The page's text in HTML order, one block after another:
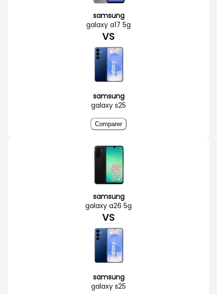
samsung
galaxy a17 5g
VS
samsung
galaxy s25
Comparer
samsung
galaxy a26 5g
VS
samsung
galaxy s25